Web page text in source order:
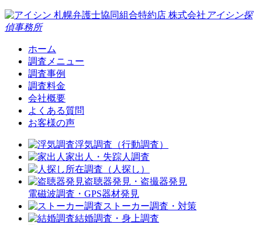
札幌弁護士協同組合特約店 株式会社 アイシン探
偵事務所
ホーム
調査メニュー
調査事例
調査料金
会社概要
よくある質問
お客様の声
浮気調査（行動調査）
家出人・失踪人調査
所在調査（人探し）
盗聴器発見・盗撮器発見
電磁波調査・GPS器材発見
ストーカー調査・対策
結婚調査・身上調査